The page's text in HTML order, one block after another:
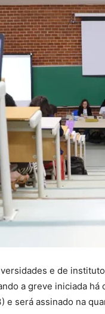
e de
a greve iniciada
e será assinado na